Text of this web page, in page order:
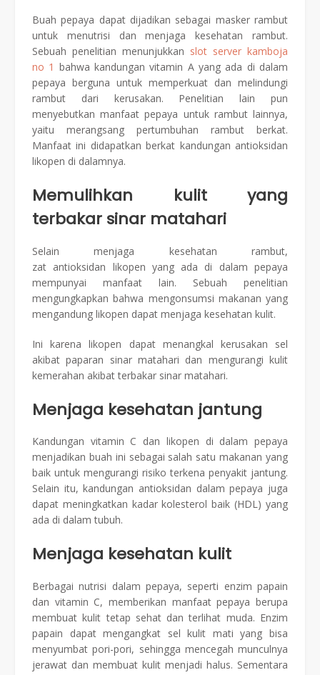
Buah pepaya dapat dijadikan sebagai masker rambut
untuk menutrisi dan menjaga kesehatan rambut.
Sebuah penelitian menunjukkan slot server kamboja
no 1 bahwa kandungan vitamin A yang ada di dalam
pepaya berguna untuk memperkuat dan melindungi
rambut dari kerusakan. Penelitian lain pun
menyebutkan manfaat pepaya untuk rambut lainnya,
yaitu merangsang pertumbuhan rambut berkat.
Manfaat ini didapatkan berkat kandungan antioksidan
likopen di dalamnya.
Memulihkan kulit yang
terbakar sinar matahari
Selain menjaga kesehatan rambut,
zat antioksidan likopen yang ada di dalam pepaya
mempunyai manfaat lain. Sebuah penelitian
mengungkapkan bahwa mengonsumsi makanan yang
mengandung likopen dapat menjaga kesehatan kulit.
Ini karena likopen dapat menangkal kerusakan sel
akibat paparan sinar matahari dan mengurangi kulit
kemerahan akibat terbakar sinar matahari.
Menjaga kesehatan jantung
Kandungan vitamin C dan likopen di dalam pepaya
menjadikan buah ini sebagai salah satu makanan yang
baik untuk mengurangi risiko terkena penyakit jantung.
Selain itu, kandungan antioksidan dalam pepaya juga
dapat meningkatkan kadar kolesterol baik (HDL) yang
ada di dalam tubuh.
Menjaga kesehatan kulit
Berbagai nutrisi dalam pepaya, seperti enzim papain
dan vitamin C, memberikan manfaat pepaya berupa
membuat kulit tetap sehat dan terlihat muda. Enzim
papain dapat mengangkat sel kulit mati yang bisa
menyumbat pori-pori, sehingga mencegah munculnya
jerawat dan membuat kulit menjadi halus. Sementara